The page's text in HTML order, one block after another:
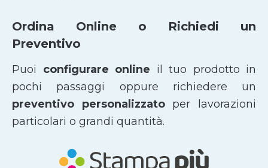
Ordina Online o Richiedi un
Preventivo
Puoi configurare online il tuo prodotto in
pochi passaggi oppure richiedere un
preventivo personalizzatoper lavorazioni
particolari o grandi quantità.